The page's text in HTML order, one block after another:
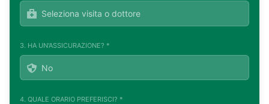
3. HA UN'ASSICURAZIONE? *
4. QUALE ORARIO PREFERISCI? *